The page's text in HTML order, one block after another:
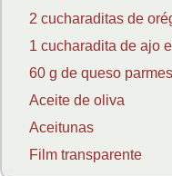
2 cucharaditas de
1 cucharadita de ajo
60 g de queso
Aceite de oliva
Aceitunas
Film transparente